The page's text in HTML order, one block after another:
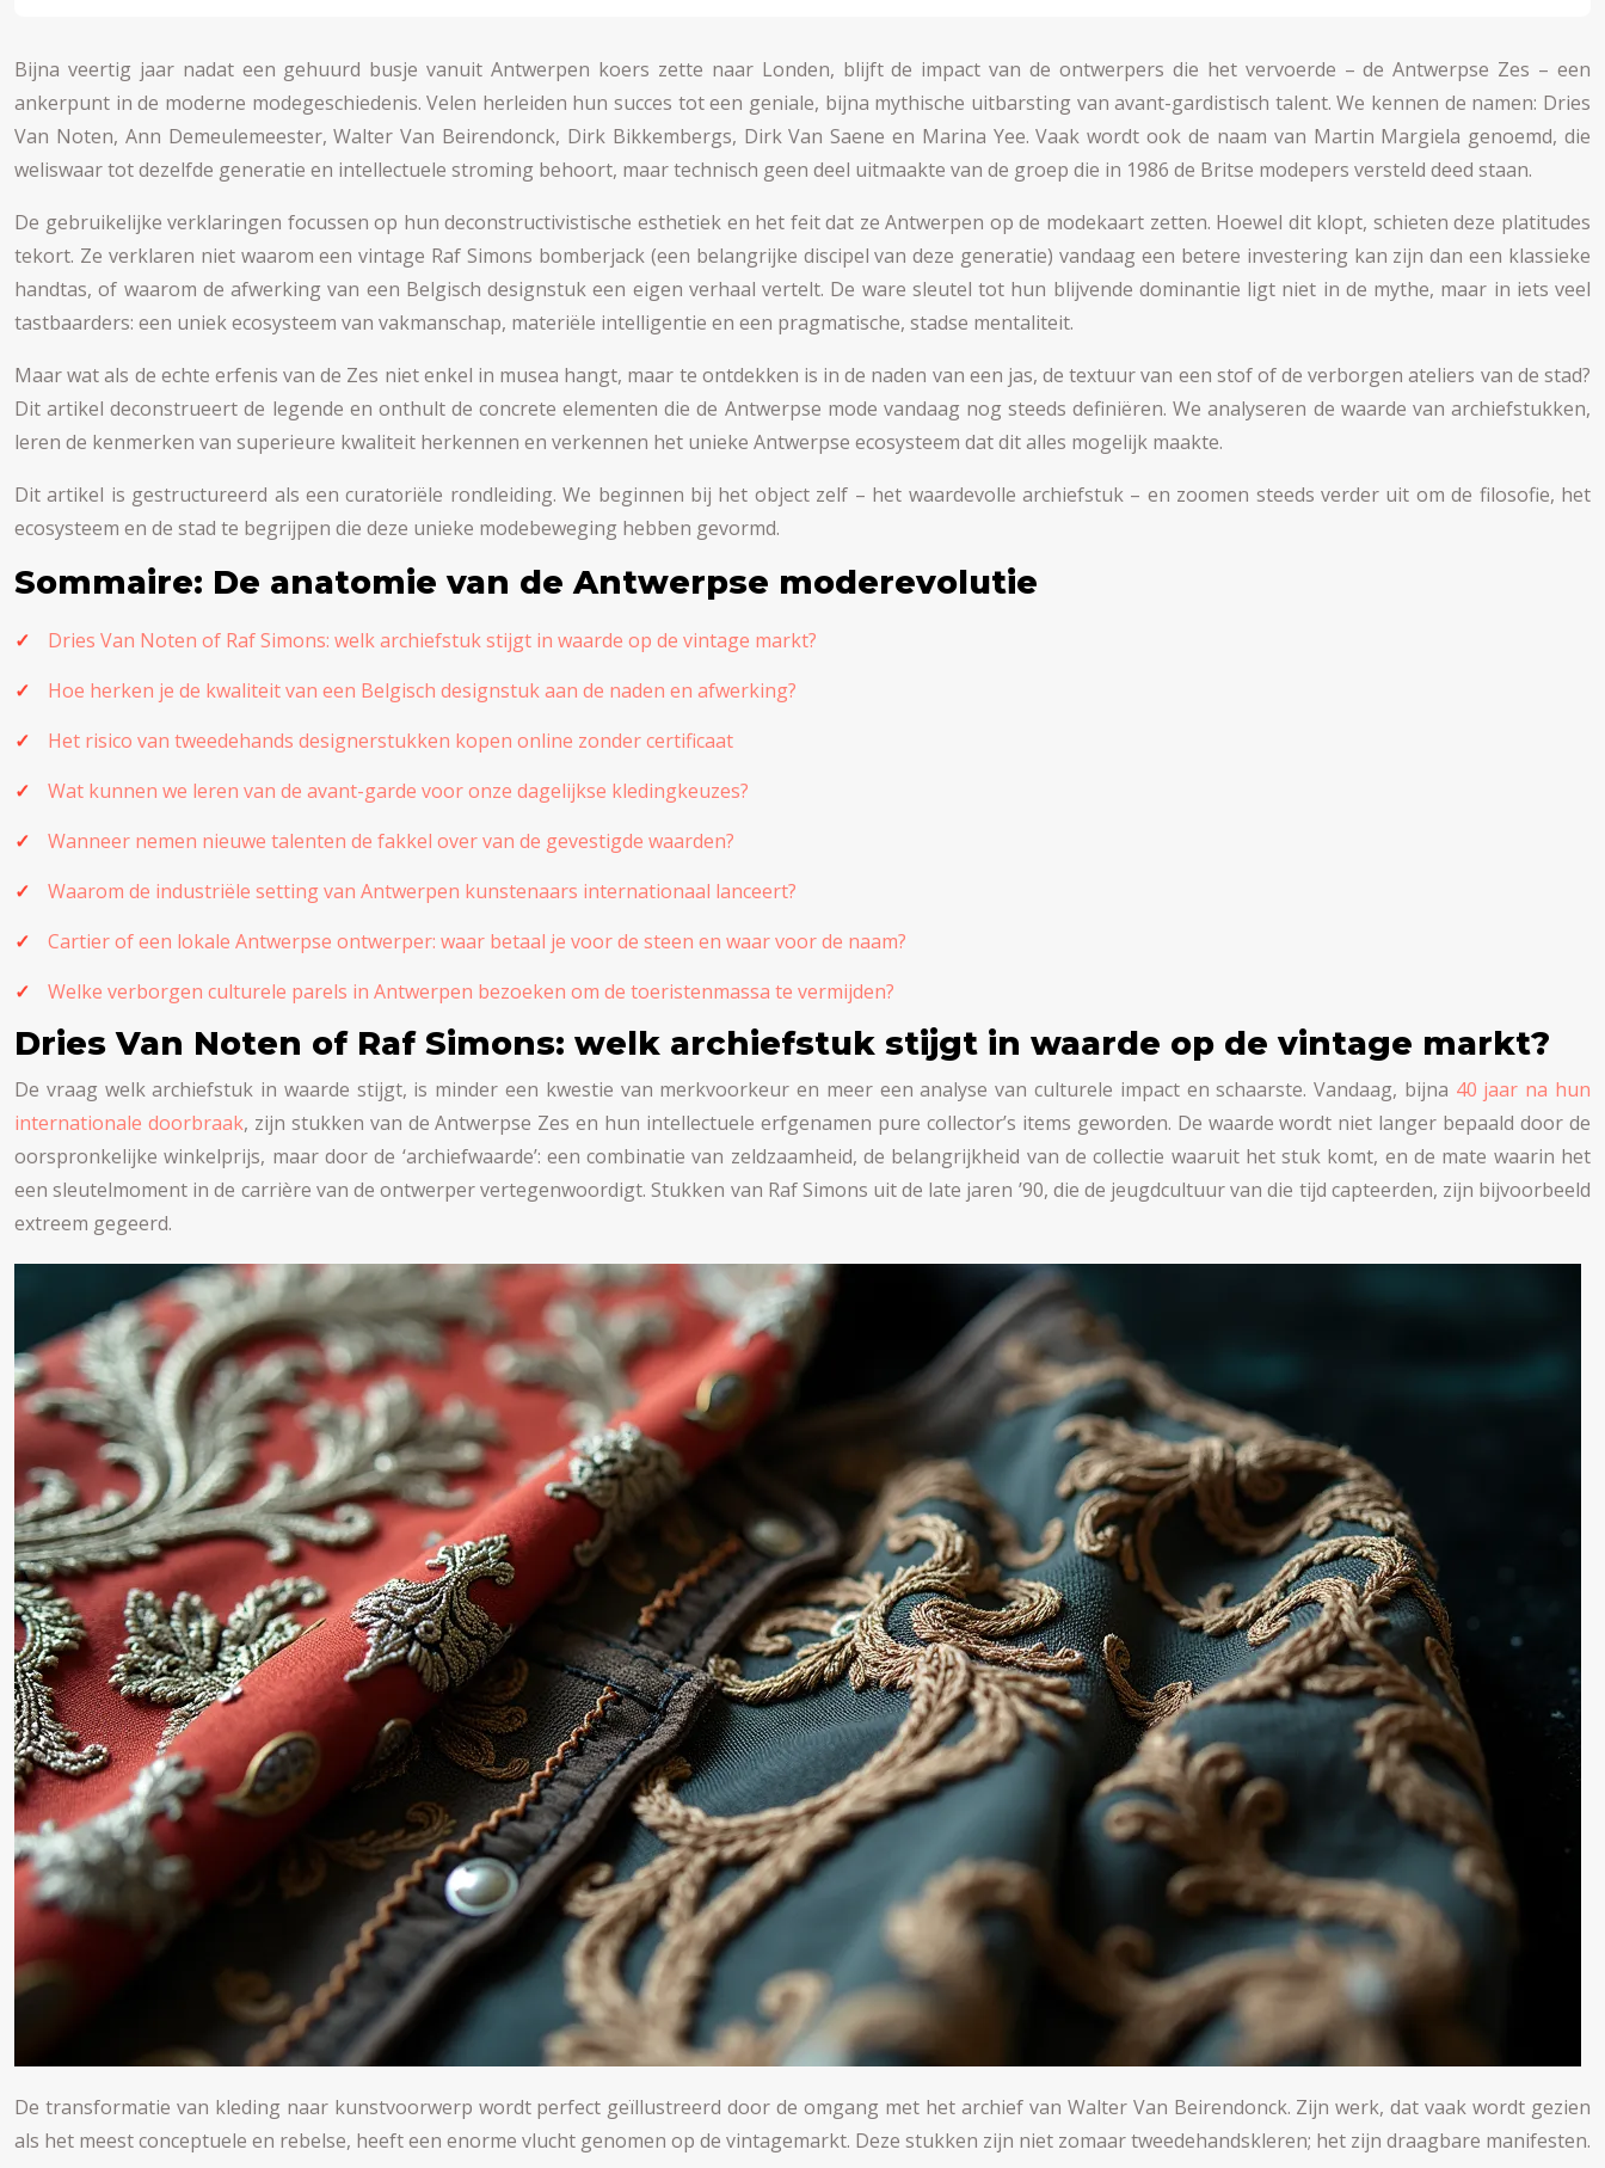
Bijna veertig jaar nadat een gehuurd busje vanuit Antwerpen koers zette naar Londen, blijft de impact van de ontwerpers die het vervoerde – de Antwerpse Zes – een
ankerpunt in de moderne modegeschiedenis. Velen herleiden hun succes tot een geniale, bijna mythische uitbarsting van avant-gardistisch talent. We kennen de namen: Dries
Van Noten, Ann Demeulemeester, Walter Van Beirendonck, Dirk Bikkembergs, Dirk Van Saene en Marina Yee. Vaak wordt ook de naam van Martin Margiela genoemd, die
weliswaar tot dezelfde generatie en intellectuele stroming behoort, maar technisch geen deel uitmaakte van de groep die in 1986 de Britse modepers versteld deed staan.
De gebruikelijke verklaringen focussen op hun deconstructivistische esthetiek en het feit dat ze Antwerpen op de modekaart zetten. Hoewel dit klopt, schieten deze platitudes
tekort. Ze verklaren niet waarom een vintage Raf Simons bomberjack (een belangrijke discipel van deze generatie) vandaag een betere investering kan zijn dan een klassieke
handtas, of waarom de afwerking van een Belgisch designstuk een eigen verhaal vertelt. De ware sleutel tot hun blijvende dominantie ligt niet in de mythe, maar in iets veel
tastbaarders: een uniek ecosysteem van vakmanschap, materiële intelligentie en een pragmatische, stadse mentaliteit.
Maar wat als de echte erfenis van de Zes niet enkel in musea hangt, maar te ontdekken is in de naden van een jas, de textuur van een stof of de verborgen ateliers van de stad?
Dit artikel deconstrueert de legende en onthult de concrete elementen die de Antwerpse mode vandaag nog steeds definiëren. We analyseren de waarde van archiefstukken,
leren de kenmerken van superieure kwaliteit herkennen en verkennen het unieke Antwerpse ecosysteem dat dit alles mogelijk maakte.
Dit artikel is gestructureerd als een curatoriële rondleiding. We beginnen bij het object zelf – het waardevolle archiefstuk – en zoomen steeds verder uit om de filosofie, het
ecosysteem en de stad te begrijpen die deze unieke modebeweging hebben gevormd.
Sommaire: De anatomie van de Antwerpse moderevolutie
Dries Van Noten of Raf Simons: welk archiefstuk stijgt in waarde op de vintage markt?
Hoe herken je de kwaliteit van een Belgisch designstuk aan de naden en afwerking?
Het risico van tweedehands designerstukken kopen online zonder certificaat
Wat kunnen we leren van de avant-garde voor onze dagelijkse kledingkeuzes?
Wanneer nemen nieuwe talenten de fakkel over van de gevestigde waarden?
Waarom de industriële setting van Antwerpen kunstenaars internationaal lanceert?
Cartier of een lokale Antwerpse ontwerper: waar betaal je voor de steen en waar voor de naam?
Welke verborgen culturele parels in Antwerpen bezoeken om de toeristenmassa te vermijden?
Dries Van Noten of Raf Simons: welk archiefstuk stijgt in waarde op de vintage markt?
De vraag welk archiefstuk in waarde stijgt, is minder een kwestie van merkvoorkeur en meer een analyse van culturele impact en schaarste. Vandaag, bijna 40 jaar na hun
internationale doorbraak, zijn stukken van de Antwerpse Zes en hun intellectuele erfgenamen pure collector’s items geworden. De waarde wordt niet langer bepaald door de
oorspronkelijke winkelprijs, maar door de ‘archiefwaarde’: een combinatie van zeldzaamheid, de belangrijkheid van de collectie waaruit het stuk komt, en de mate waarin het
een sleutelmoment in de carrière van de ontwerper vertegenwoordigt. Stukken van Raf Simons uit de late jaren ’90, die de jeugdcultuur van die tijd capteerden, zijn bijvoorbeeld
extreem gegeerd.
De transformatie van kleding naar kunstvoorwerp wordt perfect geïllustreerd door de omgang met het archief van Walter Van Beirendonck. Zijn werk, dat vaak wordt gezien
als het meest conceptuele en rebelse, heeft een enorme vlucht genomen op de vintagemarkt. Deze stukken zijn niet zomaar tweedehandskleren; het zijn draagbare manifesten.